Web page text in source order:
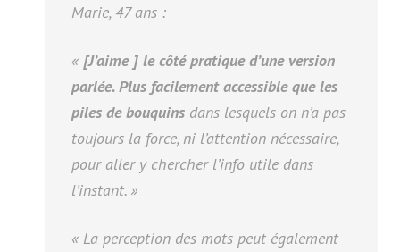
Marie, 47 ans :
« [J’aime ] le côté pratique d’une version
parlée. Plus facilement accessible que les
piles de bouquins dans lesquels on n’a pas
toujours la force, ni l’attention nécessaire,
pour aller y chercher l’info utile dans
l’instant. »
« La perception des mots peut également